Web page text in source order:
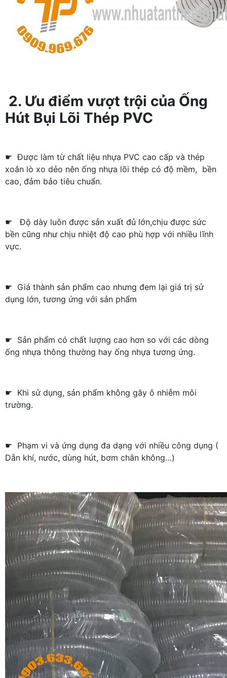
2. Ưu điểm vượt trội của Ống
Hút Bụi Lõi Thép PVC
☛ Được làm từ chất liệu nhựa PVC cao cấp và thép
xoắn lò xo dẻo nên ống nhựa lõi thép có độ mềm, bền
cao, đảm bảo tiêu chuẩn.
☛ Độ dày luôn được sản xuất đủ lớn,chịu được sức
bền cũng như chịu nhiệt độ cao phù hợp với nhiều lĩnh
vực.
☛ Giá thành sản phẩm cao nhưng đem lại giá trị sử
dụng lớn, tương ứng với sản phẩm
☛ Sản phẩm có chất lượng cao hơn so với các dòng
ống nhựa thông thường hay ống nhựa tương ứng.
☛ Khi sử dụng, sản phẩm không gây ô nhiễm môi
trường.
☛ Phạm vi và ứng dụng đa dạng với nhiều công dụng (
Dẫn khí, nước, dùng hút, bơm chân không…)